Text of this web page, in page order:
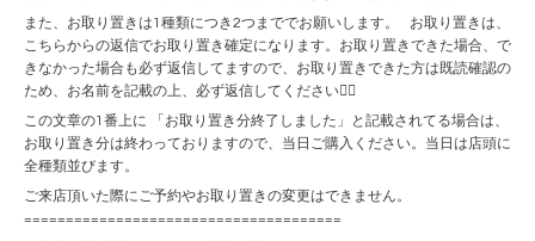
また、お取り置きは1種類につき2つまででお願いします。 お取り置きは、
こちらからの返信でお取り置き確定になります。お取り置きできた場合、で
きなかった場合も必ず返信してますので、お取り置きできた方は既読確認の
ため、お名前を記載の上、必ず返信してください🙇‍♀️
この文章の1番上に 「お取り置き分終了しました」と記載されてる場合は、
お取り置き分は終わっておりますので、当日ご購入ください。当日は店頭に
全種類並びます。
ご来店頂いた際にご予約やお取り置きの変更はできません。
======================================